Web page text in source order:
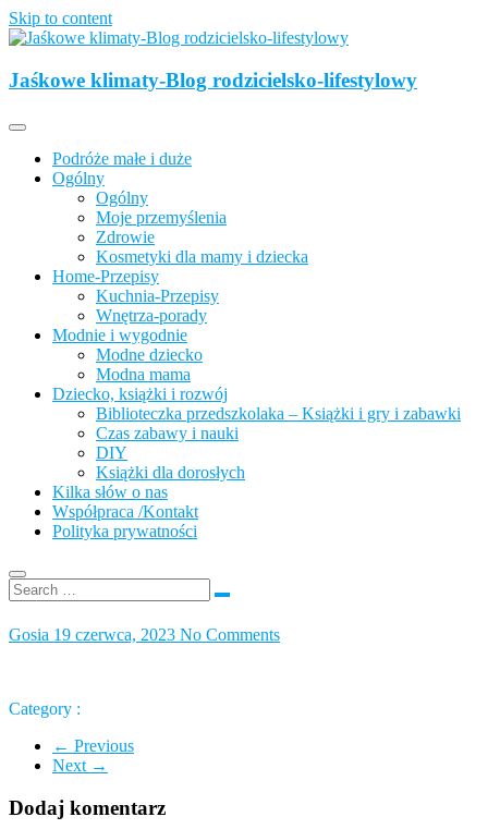
Skip to content
Jaśkowe klimaty-Blog rodzicielsko-
z dzieckiem, lubimy podróże, odkrywamy miejsca przyjazne
Jaśkowe klimaty-Blog rodzicielsko-lifestylowy
Podróże małe i duże
Ogólny
Ogólny
Moje przemyślenia
Zdrowie
Kosmetyki dla mamy i dziecka
Home-Przepisy
Kuchnia-Przepisy
Wnętrza-porady
Modnie i wygodnie
Modne dziecko
Modna mama
Dziecko, książki i rozwój
Biblioteczka przedszkolaka – Książki i gry i zabawki
Czas zabawy i nauki
DIY
Książki dla dorosłych
Kilka słów o nas
Współpraca /Kontakt
Polityka prywatności
Gosia 19 czerwca, 2023 No Comments
Category :
← Previous
Next →
Dodaj komentarz